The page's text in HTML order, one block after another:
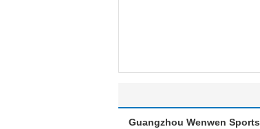
Guangzhou Wenwen Sports